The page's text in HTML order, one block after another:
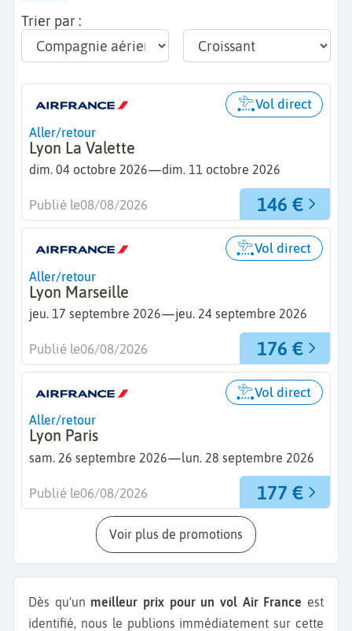
Trier par :
Aller/retour
Lyon La Valette
dim. 04 octobre 2026—dim. 11 octobre 2026
Vol direct
146 €
Publié le08/08/2026
Aller/retour
Lyon Marseille
jeu. 17 septembre 2026—jeu. 24 septembre 2026
Vol direct
176 €
Publié le06/08/2026
Aller/retour
Lyon Paris
sam. 26 septembre 2026—lun. 28 septembre 2026
Vol direct
177 €
Publié le06/08/2026
Voir plus de promotions
Dès qu'un meilleur prix pour un vol Air France est
identifié, nous le publions immédiatement sur cette